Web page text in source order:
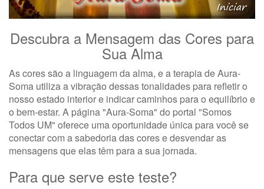
Descubra a Mensagem das Cores para
Sua Alma
As cores são a linguagem da alma, e a terapia de Aura-
Soma utiliza a vibração dessas tonalidades para refletir o
nosso estado interior e indicar caminhos para o equilíbrio e
o bem-estar. A página "Aura-Soma" do portal "Somos
Todos UM" oferece uma oportunidade única para você se
conectar com a sabedoria das cores e desvendar as
mensagens que elas têm para a sua jornada.
Para que serve este teste?